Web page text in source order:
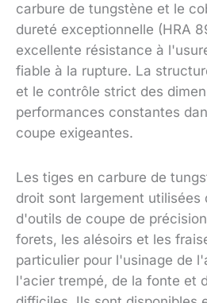
carbure de tungstène et le
dureté exceptionnelle (HRA
excellente résistance à
fiable à la rupture. La
et le contrôle strict des
performances constantes
coupe exigeantes.
Les tiges en carbure de
droit sont largement utilisées
d'outils de coupe de
forets, les alésoirs et les
particulier pour l'usinage de
l'acier trempé, de la fonte et